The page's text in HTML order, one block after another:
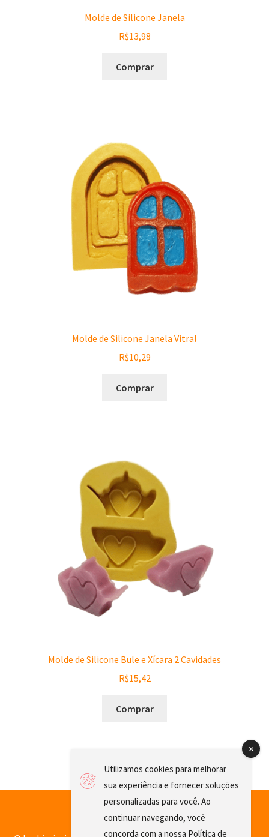
Molde de Silicone Janela
R$13,98
Comprar
Molde de Silicone Janela Vitral
R$10,29
Comprar
Molde de Silicone Bule e Xícara 2 Cavidades
R$15,42
Comprar
Utilizamos cookies para melhorar
sua experiência e fornecer soluções
personalizadas para você. Ao
continuar navegando, você
concorda com a nossa Política de